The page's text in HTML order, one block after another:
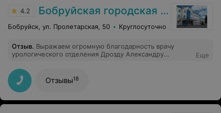
4.2 Бобруйская городская больница скорой медицинской помощи им. В.О. Морзона
Бобруйск, ул. Пролетарская, 50 Круглосуточно
Отзыв. Выражаем огромную благодарность врачу
урологического отделения Дрозду Александру
высокий профессионализм !Благодарим весь мед
персонал урологического отделения ! От 4 палаты !
Еще
Отзывы18